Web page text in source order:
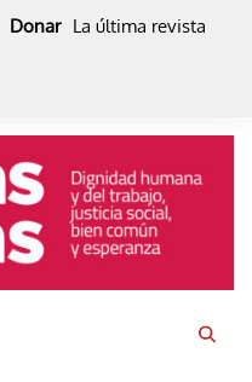
Donar La última revista